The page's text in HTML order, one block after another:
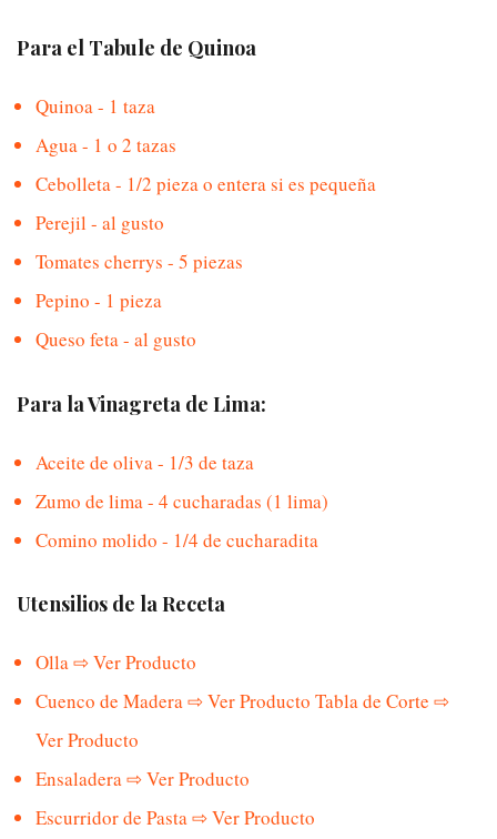
Para el Tabule de Quinoa
Quinoa - 1 taza
Agua - 1 o 2 tazas
Cebolleta - 1/2 pieza o entera si es pequeña
Perejil - al gusto
Tomates cherrys - 5 piezas
Pepino - 1 pieza
Queso feta - al gusto
Para la Vinagreta de Lima:
Aceite de oliva - 1/3 de taza
Zumo de lima - 4 cucharadas (1 lima)
Comino molido - 1/4 de cucharadita
Utensilios de la Receta
Olla ⇨ Ver Producto
Cuenco de Madera ⇨ Ver Producto Tabla de Corte ⇨
Ver Producto
Ensaladera ⇨ Ver Producto
Escurridor de Pasta ⇨ Ver Producto